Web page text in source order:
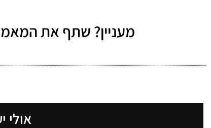
מעניין? שתף את
אולי